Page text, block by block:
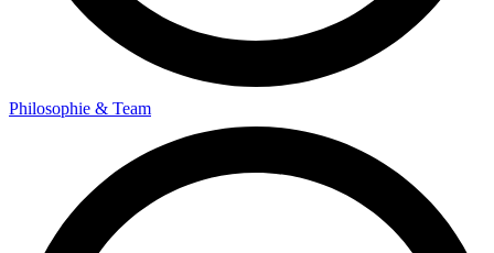
Philosophie & Team